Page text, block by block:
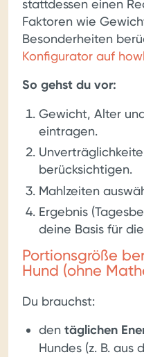
stattdessen einen
Faktoren wie
Besonderheiten
Konfigurator auf
So gehst du vor:
Gewicht, Alter
eintragen.
berücksichtigen.
Mahlzeiten
Ergebnis
deine Basis für
Portionsgröße
Hund (ohne
Du brauchst:
den täglichen
Hundes (z. B. aus